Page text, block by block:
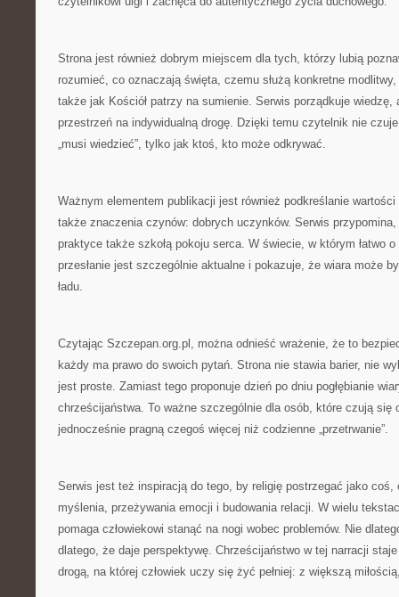
Strona jest również dobrym miejscem dla tych, którzy lubią
rozumieć, co oznaczają święta, czemu służą konkretne
także jak Kościół patrzy na sumienie. Serwis porządkuje wiedzę,
przestrzeń na indywidualną drogę. Dzięki temu czytelnik nie
„musi wiedzieć”, tylko jak ktoś, kto może odkrywać.
Ważnym elementem publikacji jest również podkreślanie
także znaczenia czynów: dobrych uczynków. Serwis
praktyce także szkołą pokoju serca. W świecie, w którym łatwo
przesłanie jest szczególnie aktualne i pokazuje, że wiara może
ładu.
Czytając Szczepan.org.pl, można odnieść wrażenie, że to
każdy ma prawo do swoich pytań. Strona nie stawia barier, nie
jest proste. Zamiast tego proponuje dzień po dniu pogłębianie
chrześcijaństwa. To ważne szczególnie dla osób, które czują się
jednocześnie pragną czegoś więcej niż codzienne „przetrwanie”.
Serwis jest też inspiracją do tego, by religię postrzegać jako coś,
myślenia, przeżywania emocji i budowania relacji. W wielu
pomaga człowiekowi stanąć na nogi wobec problemów. Nie
dlatego, że daje perspektywę. Chrześcijaństwo w tej narracji
drogą, na której człowiek uczy się żyć pełniej: z większą